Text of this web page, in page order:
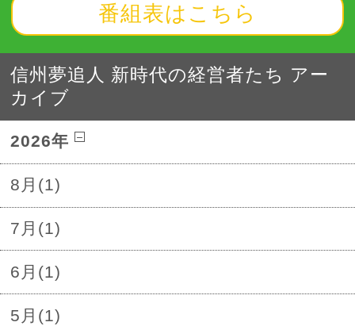
番組表はこちら
信州夢追人 新時代の経営者たち アー
カイブ
2026年
8月(1)
7月(1)
6月(1)
5月(1)